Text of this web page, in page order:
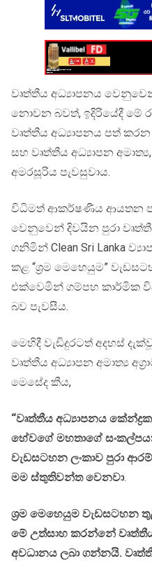
වෘත්තීය අධ්‍යාපනය
නොවන බවත්, ඉදිරියේදී මේ
වෘත්තීය අධ්‍යාපනය පත්
සහ වෘත්තීය අධ්‍යාපන
අමරසූරිය පැවසුවාය.
විධිමත් ආකර්ෂණීය ආයතන
වෙනුවෙන් දිවයින පුරා
ගනිමින් Clean Sri Lanka
කළ “ශ්‍රම මෙහෙයුම”
එක්වෙමින් ගම්පහ කාර්මික
බව පැවසීය.
මෙහිදී වැඩිදුරටත් අදහස්
වෘත්තීය අධ්‍යාපන අමාත්‍ය
මෙසේද කීය,
“වෘත්තීය අධ්‍යාපනය
හේවගේ මහතාගේ
වැඩසටහන ලංකාව පුරා
මම ස්තුතිවන්ත වෙනවා.
ශ්‍රම මෙහෙයුම වැඩසටහන
මේ උත්සාහ කරන්නේ
අවධානය ලබා ගන්නයි.